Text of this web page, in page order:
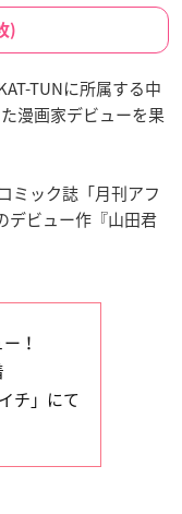
)
TUNに所属する中
漫画家デビューを果
ミック誌「月刊アフ
デビュー作『山田君
！
チ」にて